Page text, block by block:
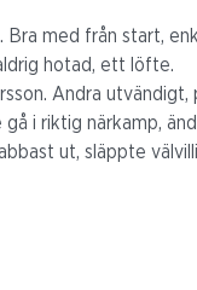
Bra med från start,
hotad, ett löfte.
Andra
i riktig närkamp,
ut, släppte